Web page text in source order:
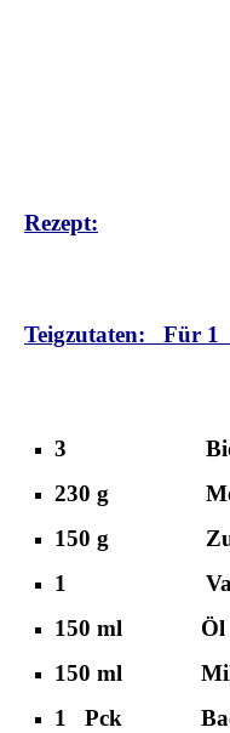
Rezept:
Teigzutaten: Für 1
3 Bio Eier
230 g
150 g
1
150 ml Öl
150 ml
1 Pck